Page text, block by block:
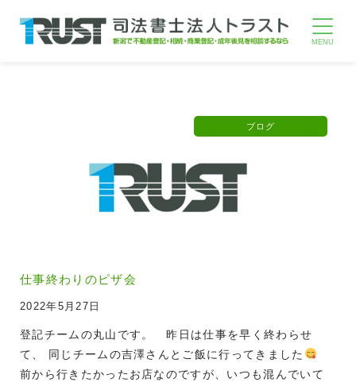
仕事終わりのピザ会
ブログ
2022年5月27日
登記チームの丸山です。 昨日は仕事を早く終わらせ
て、 同じチームの吉澤さんとご飯に行ってきました
前から行きたかったお店なのですが、いつも混んでいて